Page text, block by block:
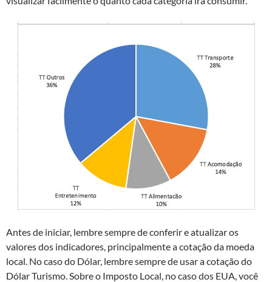
Antes de iniciar, lembre sempre de conferir e atualizar os
valores dos indicadores, principalmente a cotação da moeda
local. No caso do Dólar, lembre sempre de usar a cotação do
Dólar Turismo. Sobre o Imposto Local, no caso dos EUA, você